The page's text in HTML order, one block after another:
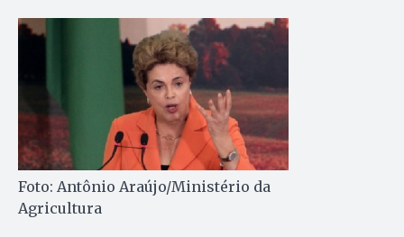
Foto: Antônio Araújo/Ministério da
Agricultura